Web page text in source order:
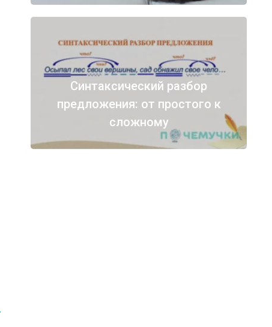
Синтаксический разбор
предложения: от простого к
сложному